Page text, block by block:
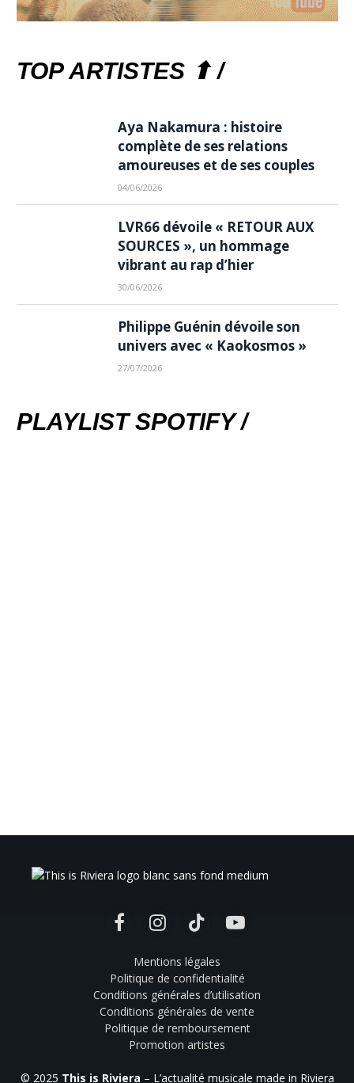
TOP ARTISTES ⬆ /
Aya Nakamura : histoire
complète de ses relations
amoureuses et de ses couples
04/06/2026
LVR66 dévoile « RETOUR AUX
SOURCES », un hommage
vibrant au rap d’hier
30/06/2026
Philippe Guénin dévoile son
univers avec « Kaokosmos »
27/07/2026
PLAYLIST SPOTIFY /
FacebookInstagramTikTok YouTube
Mentions légales
Politique de confidentialité
Conditions générales d’utilisation
Conditions générales de vente
Politique de remboursement
Promotion artistes
© 2025 This is Riviera – L’actualité musicale made in Riviera